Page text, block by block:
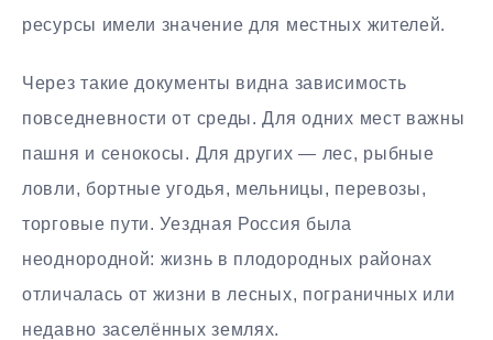
ресурсы имели значение для местных жителей.
Через такие документы видна зависимость
повседневности от среды. Для одних мест важны
пашня и сенокосы. Для других — лес, рыбные
ловли, бортные угодья, мельницы, перевозы,
торговые пути. Уездная Россия была
неоднородной: жизнь в плодородных районах
отличалась от жизни в лесных, пограничных или
недавно заселённых землях.